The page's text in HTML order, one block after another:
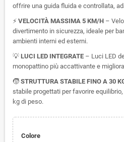
offrire una guida fluida e controllata,
⚡ VELOCITÀ MASSIMA 5 KM/H –
divertimento in sicurezza, ideale per
ambienti interni ed esterni.
💡 LUCI LED INTEGRATE – Luci LED
monopattino più accattivante e
🧒 STRUTTURA STABILE FINO A 30
stabile progettati per favorire
kg di peso.
Colore